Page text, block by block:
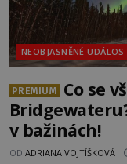
NEOBJASNĚNÉ
PREMIUM
Co se
v bažinách!
OD ADRIANA VOJTÍŠKOVÁ